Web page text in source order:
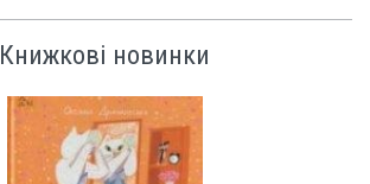
Книжкові новинки